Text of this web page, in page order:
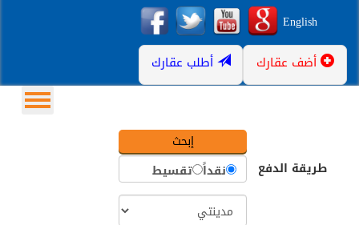
English
أضف عقارك أطلب عقارك
طريقة الدفع نقداً تقسيط